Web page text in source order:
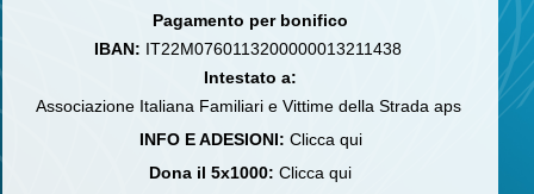
Pagamento per bonifico
IBAN: IT22M0760113200000013211438
Intestato a:
Associazione Italiana Familiari e Vittime della Strada aps
INFO E ADESIONI: Clicca qui
Dona il 5x1000: Clicca qui